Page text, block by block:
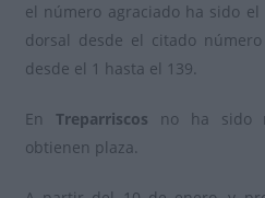
el número agraciado ha sido
dorsal desde el citado
desde el 1 hasta el 139.
En Treparriscos no ha sido
obtienen plaza.